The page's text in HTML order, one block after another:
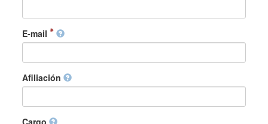
E-mail
Afiliación
Cargo